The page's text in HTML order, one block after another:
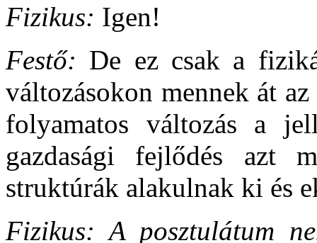
Fizikus: Igen!
Festő: De ez csak a
változásokon mennek át
folyamatos változás a
gazdasági fejlődés azt
struktúrák alakulnak ki és
Fizikus: A posztulátum